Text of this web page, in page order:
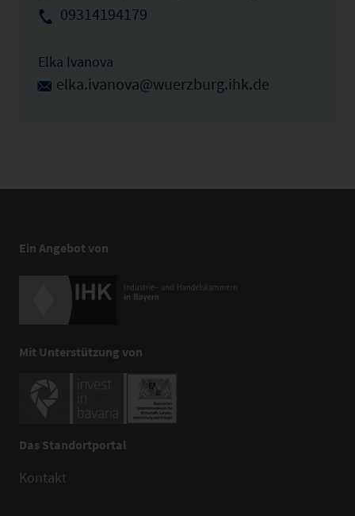
09314194179
Elka Ivanova
elka.ivanova@wuerzburg.ihk.de
Ein Angebot von
Mit Unterstützung von
Das Standortportal
Kontakt